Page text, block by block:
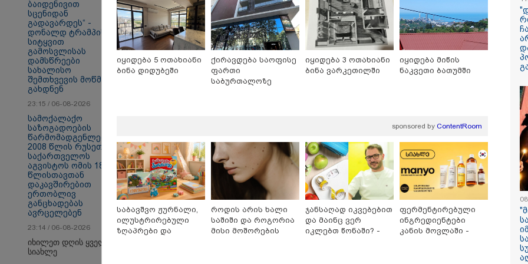
სამართალი
13:59 / 06-08-2026
1 წლით და 6
თავისუფლების
მიესაჯა
ბაიდენივით
სცენიდან
გადავარდეს“ -
დონალდ ტრამპის
სიტყვით
გამოსვლისას
დამსწრეები
სახალისო
შემთხვევის მოწმენი
გახდნენ
23:15 / 06-08-2026
სამოქალაქო
საზოგადოების
წარმომადგენლები
2008 წლის რუსეთ-
საქართველოს
აგვისტოს ომის 18
წლისთავთან
დაკავშირებით
ერთობლივ
განცხადებას
ავრცელებენ
23:14 / 06-08-2026
იხილეთ დღის ყველა
სიახლე
იყიდება 5 ოთახიანი
ბინა დიდუბეში
ქირავდება საოფისე
ფართი
საბურთალოზე
იყიდება 3 ოთახიანი
ბინა ვარკეთილში
იყიდება მიწის
ნაკვეთი ბათუმში
sponsored by ContentRoom
საბავშვო ჟურნალი,
ილუსტრირებული
ზღაპრები და
როდის არის ხალი
საშიში და როგორია
მისი მოშორების
ჯანსაღად იკვებებით
და მაინც ვერ
იკლებთ წონაში? -
ფერმენტირებული
ინგრედიენტები
კანის მოვლაში -